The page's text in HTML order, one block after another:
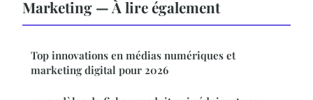
Marketing — À lire également
Top innovations en médias numériques et
marketing digital pour 2026